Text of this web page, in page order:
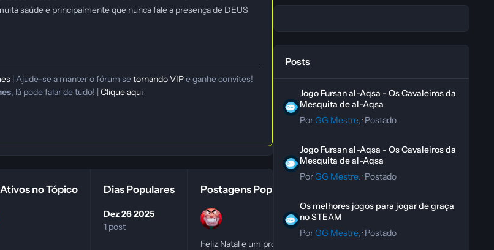
saúde e principalmente que nunca fale a presença de DEUS
| Ajude-se a manter o fórum setornando VIPe ganhe convites!
, lá pode falar de tudo! |Clique aqui
no Tópico Dias Populares
Dez 26 2025
1 post
Postagens Populares
Feliz Natal e um prospero ano novo!
Posts
Jogo Fursan al-Aqsa - Os Cavaleiros da
Mesquita de al-Aqsa
PorGG Mestre, ·Postado
Jogo Fursan al-Aqsa - Os Cavaleiros da
Mesquita de al-Aqsa
PorGG Mestre, ·Postado
Os melhores jogos para jogar de graça
no STEAM
PorGG Mestre, ·Postado